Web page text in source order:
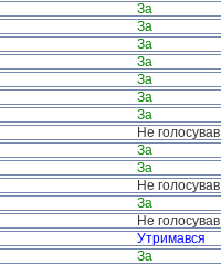
За
За
За
За
За
За
За
Не голосував
За
За
Не голосував
За
Не голосував
Утримався
За